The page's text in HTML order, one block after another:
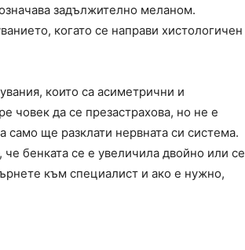
задължително меланом.
когато се направи хистологичен
които са асиметрични и
човек да се презастрахова, но не е
ще разклати нервната си система.
бенката се е увеличила двойно или се
към специалист и ако е нужно,